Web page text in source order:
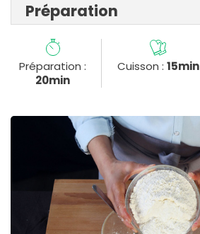
Préparation
Préparation :
20min
Cuisson : 15min